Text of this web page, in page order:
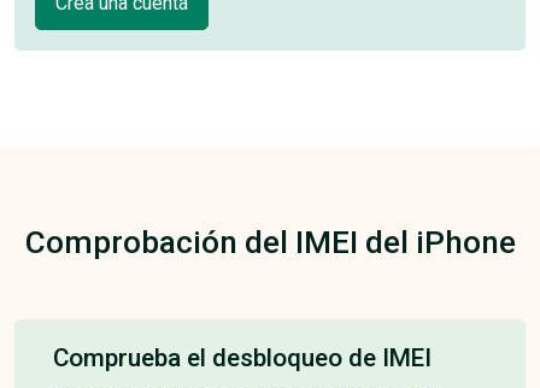
Comprobación del IMEI del iPhone
Comprueba el desbloqueo de IMEI